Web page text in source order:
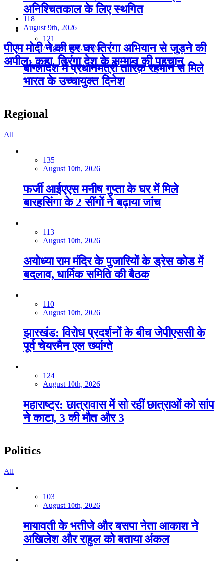
118
August 9th, 2026
पीएम मोदी ने की हर घर तिरंगा अभियान से जुड़ने की
अपील: कहा, तिरंगा देश के सम्मान की पहचान
अनिश्चितकाल के लिए स्थगित
121
August 10th, 2026
बांग्लादेश में प्रधानमंत्री तारिक़ रहमान से मिले
भारत के उच्चायुक्त दिनेश
Regional
All
135
August 10th, 2026
फर्जी आईएएस मनीष गुप्ता के घर में म‍िले
बारहसिंगा के 2 सींगों ने बढ़ाया जांच
113
August 10th, 2026
अयोध्या राम मंदिर के पुजारियों के ड्रेस कोड में
बदलाव, धार्मिक समिति की बैठक
110
August 10th, 2026
झारखंड: विरोध प्रदर्शनों के बीच जेपीएससी के
पूर्व चेयरमैन एल ख्यांग्ते
124
August 10th, 2026
महाराष्ट्र: छात्रावास में सो रहीं छात्राओं को सांप
ने काटा, 3 की मौत और 3
Politics
All
103
August 10th, 2026
मायावती के भतीजे और बसपा नेता आकाश ने
अखिलेश और राहुल को बताया अंकल